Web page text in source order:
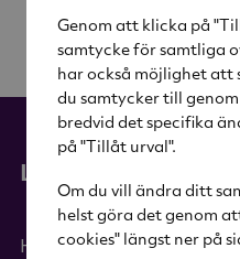
Genom att klicka på
samtycke för samtliga
har också möjlighet att
du samtycker till
bredvid det specifika
på "Tillåt urval".
Om du vill ändra ditt
helst göra det genom
cookies" längst ner på
Länkar
Hem